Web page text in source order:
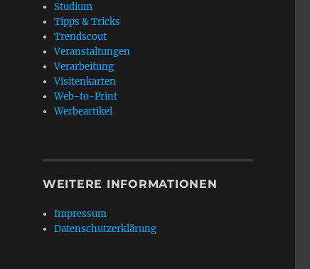
Studium
Tipps & Tricks
Trendscout
Veranstaltungen
Verarbeitung
Visitenkarten
Web-to-Print
Werbeartikel
WEITERE INFORMATIONEN
Impressum
Datenschutzerklärung